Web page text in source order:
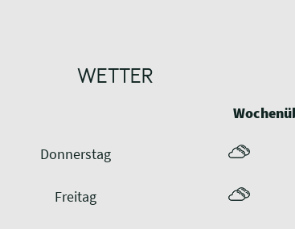
WETTER
Donnerstag
Freitag